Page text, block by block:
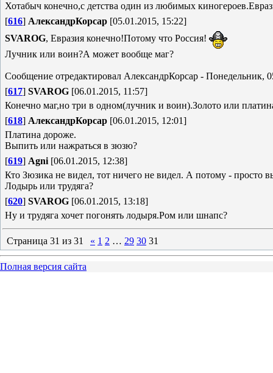
Хотабыч конечно,с детства один из любимых
[616] АлександрКорсар [05.01.2015, 15:22]
SVAROG, Евразия конечно!Потому что Россия!
Лучник или воин?А может вообще маг?
Сообщение отредактировал АлександрКорсар - Понедельник,
[617] SVAROG [06.01.2015, 11:57]
Конечно маг,но три в одном(лучник и воин).Золото или
[618] АлександрКорсар [06.01.2015, 12:01]
Платина дороже.
Выпить или нажраться в зюзю?
[619] Agni [06.01.2015, 12:38]
Кто Зюзика не видел, тот ничего не видел. А потому - просто
Лодырь или трудяга?
[620] SVAROG [06.01.2015, 13:18]
Ну и трудяга хочет погонять лодыря.Ром или шнапс?
Страница 31 из 31 « 1 2 … 29 30 31
Полная версия сайта